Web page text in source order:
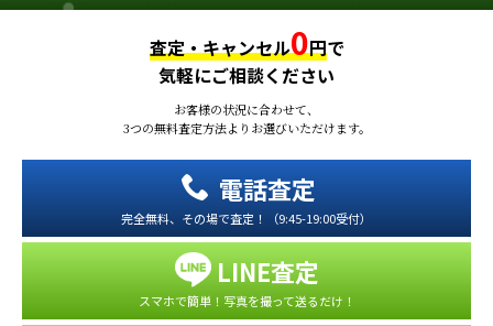
査定・キャンセル0円で
気軽にご相談ください
お客様の状況に合わせて、
3つの無料査定方法よりお選びいただけます。
電話査定
完全無料、その場で査定！（9:45-19:00受付）
LINE査定
スマホで簡単！写真を撮って送るだけ！